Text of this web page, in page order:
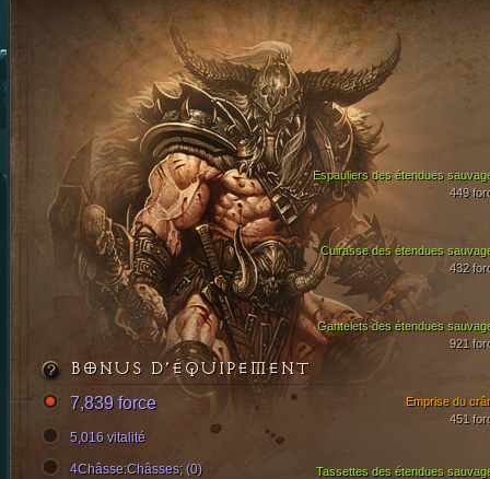
Cuirasse des étendues
432
Gantelets des étendues
921
Espauliers des étendues
449
Tassettes des étendues
Emprise du
451
BONUS D’ÉQUIPEMENT
7,839 force
5,016 vitalité
4Châsse:Châsses; (0)